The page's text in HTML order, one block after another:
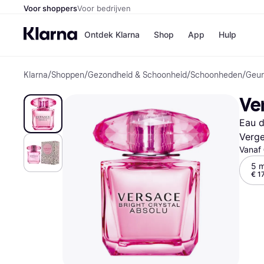
Voor shoppersVoor bedrijven
Ontdek Klarna Shop
Winkels
Bol
H&M
App Hulp
Klarna/Shoppen/Gezondheid & Schoonheid/Schoonheden/
Eau
Vanaf
5
€